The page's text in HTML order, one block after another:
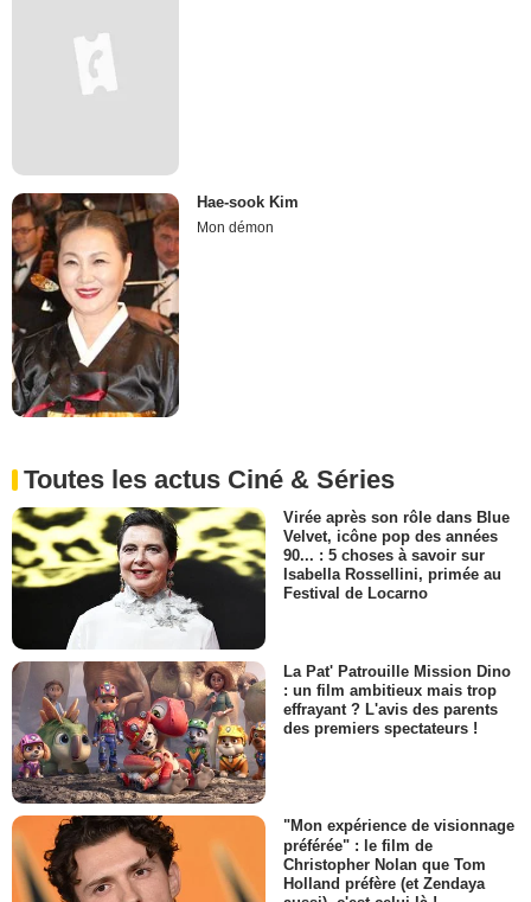
Hae-sook Kim
Mon démon
Toutes les actus Ciné & Séries
Virée après son rôle dans Blue
Velvet, icône pop des années
90... : 5 choses à savoir sur
Isabella Rossellini, primée au
Festival de Locarno
La Pat' Patrouille Mission Dino
: un film ambitieux mais trop
effrayant ? L'avis des parents
des premiers spectateurs !
"Mon expérience de visionnage
préférée" : le film de
Christopher Nolan que Tom
Holland préfère (et Zendaya